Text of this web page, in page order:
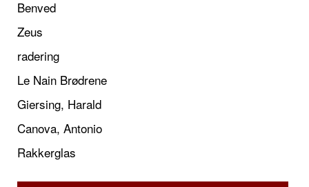
Benved
Zeus
radering
Le Nain Brødrene
Giersing, Harald
Canova, Antonio
Rakkerglas